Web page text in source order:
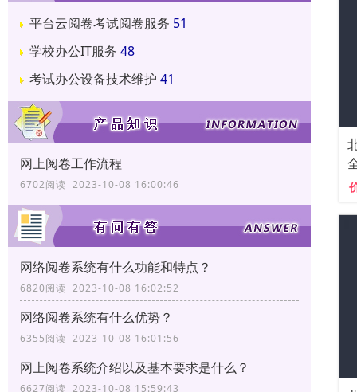
平台云阅卷考试阅卷服务 51
学校办公IT服务 48
考试办公设备技术维护 41
网上阅卷工作流程
6702阅读 2023-10-08 16:00:46
网络阅卷系统有什么功能和特点？
6820阅读 2023-10-08 16:02:52
网络阅卷系统有什么优势？
6355阅读 2023-10-08 16:01:56
网上阅卷系统介绍以及基本要求是什么？
6627阅读 2023-10-08 15:59:43